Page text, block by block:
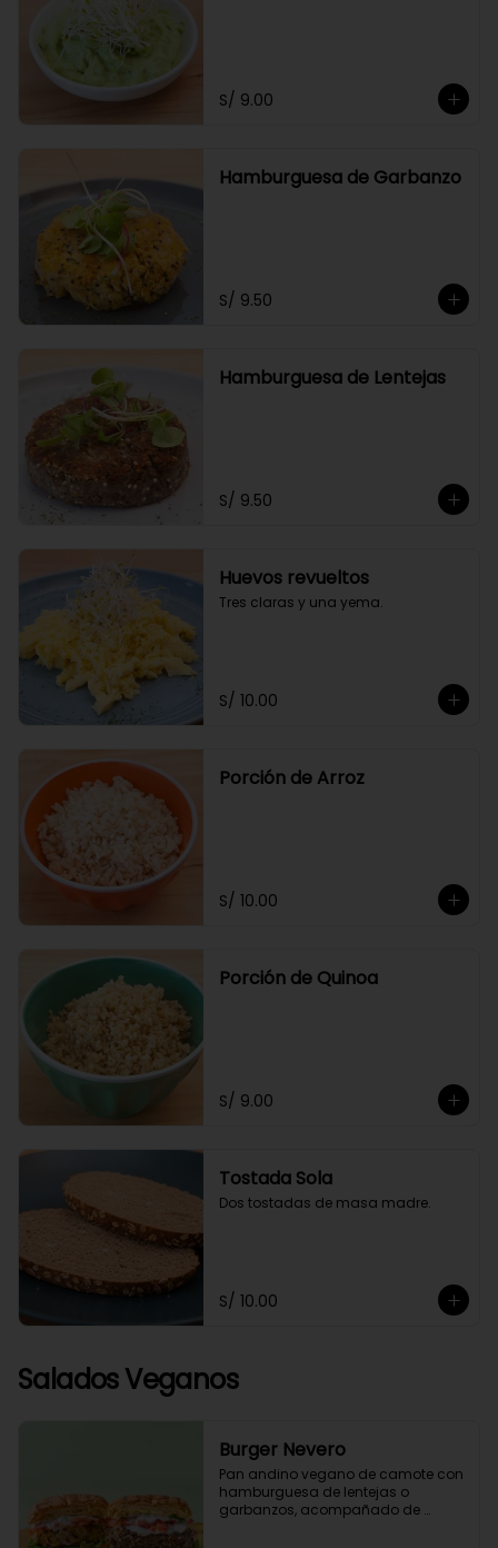
S/ 9.00
Hamburguesa de Garbanzo
S/ 9.50
Hamburguesa de Lentejas
S/ 9.50
Huevos revueltos
Tres claras y una yema.
S/ 10.00
Porción de Arroz
S/ 10.00
Porción de Quinoa
S/ 9.00
Tostada Sola
Dos tostadas de masa madre.
S/ 10.00
Salados Veganos
Burger Nevero
Pan andino vegano de camote con
hamburguesa de lentejas o
garbanzos, acompañado de